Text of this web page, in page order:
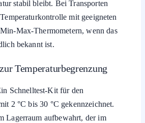
stabil bleibt. Bei Transporten
mit geeigneten
Max-Thermometern, wenn das
bekannt ist.
Temperaturbegrenzung
Schnelltest-Kit für den
2 °C bis 30 °C gekennzeichnet.
Lagerraum aufbewahrt, der im